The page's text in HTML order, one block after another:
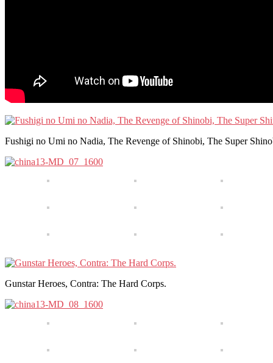
Fushigi no Umi no Nadia, The Revenge of Shinobi, The Super
Gunstar Heroes, Contra: The Hard Corps.